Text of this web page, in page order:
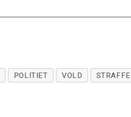
POLITIET VOLD